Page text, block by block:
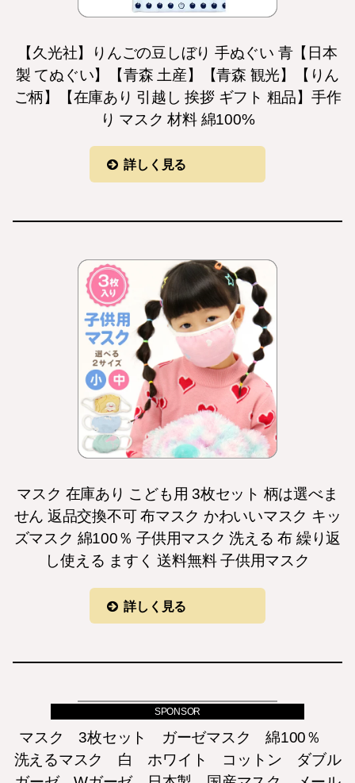
【久光社】りんごの豆しぼり 手ぬぐい 青【日本
製 てぬぐい】【青森 土産】【青森 観光】【りん
ご柄】【在庫あり 引越し 挨拶 ギフト 粗品】手作
り マスク 材料 綿100%
詳しく見る
マスク 在庫あり こども用 3枚セット 柄は選べま
せん 返品交換不可 布マスク かわいいマスク キッ
ズマスク 綿100％ 子供用マスク 洗える 布 繰り返
し使える ますく 送料無料 子供用マスク
詳しく見る
マスク 3枚セット ガーゼマスク 綿100％
洗えるマスク 白 ホワイト コットン ダブル
SPONSOR